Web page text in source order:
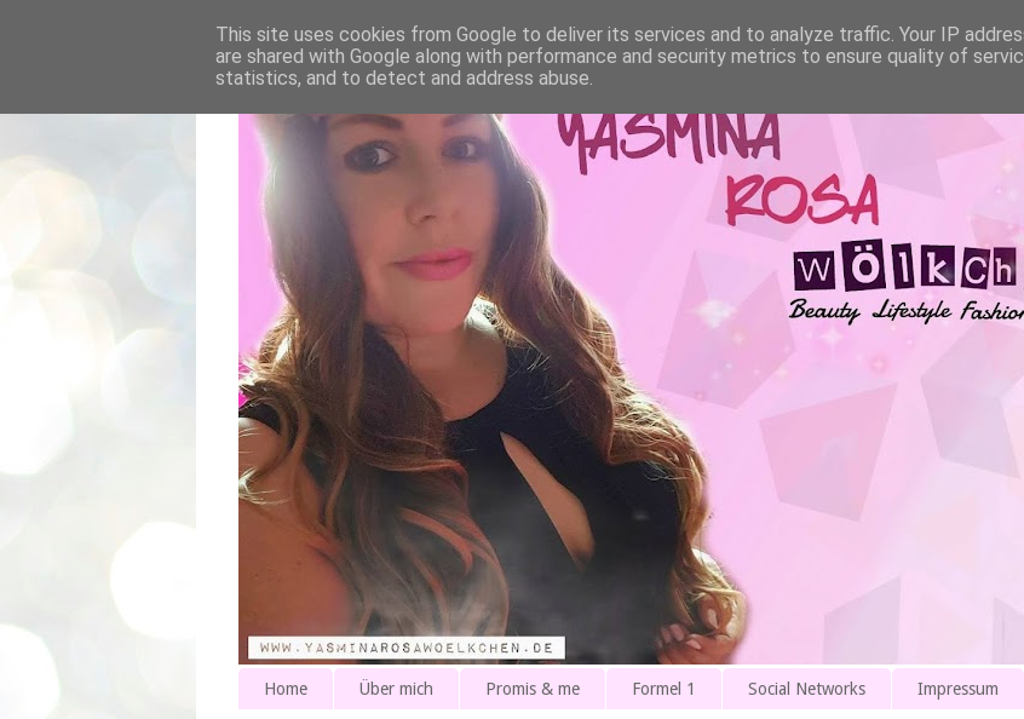
Home Über mich Promis & me Formel 1 Social Networks Impressum
This site uses cookies from Google to deliver its services and to analyze traffic. Your IP
are shared with Google along with performance and security metrics to ensure quality of
statistics, and to detect and address abuse.